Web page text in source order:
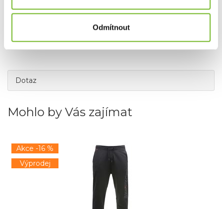
Odmítnout
Dotaz
Mohlo by Vás zajímat
Akce -16 %
Výprodej